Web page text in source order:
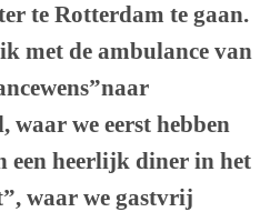
te Rotterdam te gaan.
met de ambulance van
we eerst hebben
een heerlijk diner in het
waar we gastvrij